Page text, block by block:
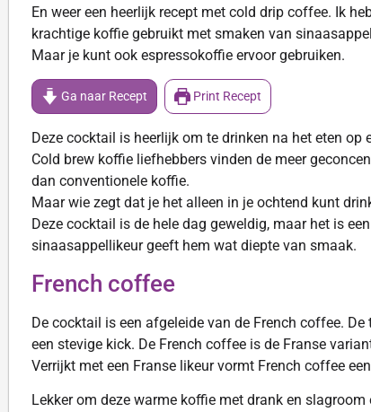
En weer een heerlijk recept met cold drip coffee. Ik
krachtige koffie gebruikt met smaken van
Maar je kunt ook espressokoffie ervoor gebruiken.
Ga naar Recept Print Recept
Deze cocktail is heerlijk om te drinken na het eten op
Cold brew koffie liefhebbers vinden de meer
dan conventionele koffie.
Maar wie zegt dat je het alleen in je ochtend kunt
Deze cocktail is de hele dag geweldig, maar het is
sinaasappellikeur geeft hem wat diepte van smaak.
French coffee
De cocktail is een afgeleide van de French coffee.
een stevige kick. De French coffee is de Franse
Verrijkt met een Franse likeur vormt French coffee
Lekker om deze warme koffie met drank en slagroom